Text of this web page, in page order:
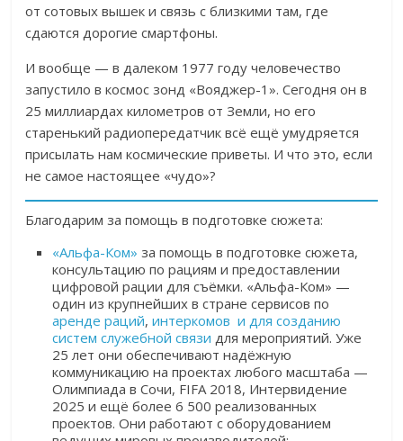
от сотовых вышек и связь с близкими там, где
сдаются дорогие смартфоны.
И вообще — в далеком 1977 году человечество
запустило в космос зонд «Вояджер-1». Сегодня он в
25 миллиардах километров от Земли, но его
старенький радиопередатчик всё ещё умудряется
присылать нам космические приветы. И что это, если
не самое настоящее «чудо»?
Благодарим за помощь в подготовке сюжета:
«Альфа-Ком» за помощь в подготовке сюжета,
консультацию по рациям и предоставлении
цифровой рации для съёмки. «Альфа-Ком» —
один из крупнейших в стране сервисов по
аренде раций,интеркомов и для созданию
систем служебной связи для мероприятий.Уже
25 лет они обеспечивают надёжную
коммуникацию на проектах любого масштаба —
Олимпиада в Сочи, FIFA 2018, Интервидение
2025 и ещё более 6 500 реализованных
проектов. Они работают с оборудованием